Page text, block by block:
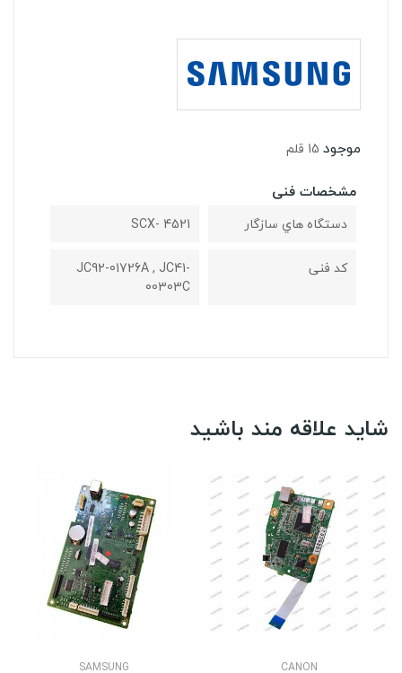
موجود 15 قلم
مشخصات فنی
دستگاه هاي سازگار
SCX- 4521
کد فنی
JC92-01726A , JC41-
00303C
شاید علاقه مند باشید
SAMSUNG CANON